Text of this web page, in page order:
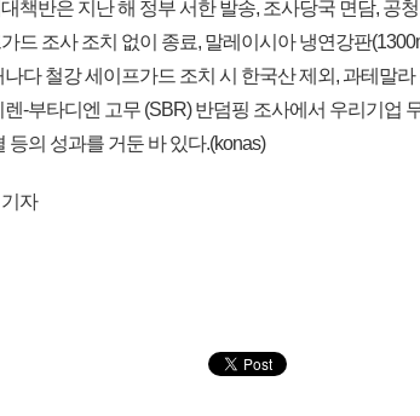
책반은 지난 해 정부 서한 발송, 조사당국 면담, 공
드 조사 조치 없이 종료, 말레이시아 냉연강판
나다 철강 세이프가드 조치 시 한국산 제외, 과테말
렌-부타디엔 고무 (SBR) 반덤핑 조사에서 우리기업
등의 성과를 거둔 바 있다.(konas)
자